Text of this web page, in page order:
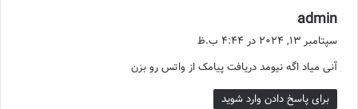
admin
ف
:
سپتامبر 13, 2024 در 4:44 ب.ظ
آنی میاد اگه نیومد دریافت پیامک از واتس رو بزن
برای پاسخ دادن وارد شوید